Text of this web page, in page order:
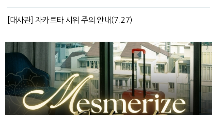
[대사관] 자카르타 시위 주의 안내(7.27)